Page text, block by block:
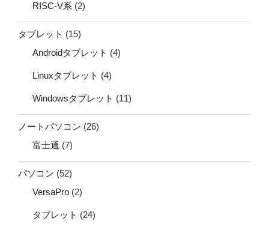
RISC-V系 (2)
タブレット (15)
Androidタブレット (4)
Linuxタブレット (4)
Windowsタブレット (11)
ノートパソコン (26)
富士通 (7)
パソコン (52)
VersaPro (2)
タブレット (24)